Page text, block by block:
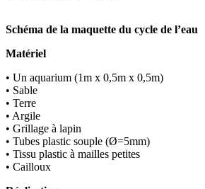
Schéma de la maquette du cycle de l’eau
Matériel
• Un aquarium (1m x 0,5m x 0,5m)
• Sable
• Terre
• Argile
• Grillage à lapin
• Tubes plastic souple (Ø=5mm)
• Tissu plastic à mailles petites
• Cailloux